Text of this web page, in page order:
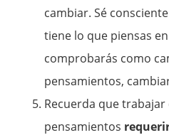
cambiar. Sé
tiene lo que piensas
comprobarás como
pensamientos,
Recuerda que
pensamientos